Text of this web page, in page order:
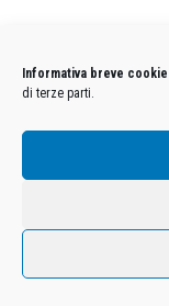
Informativa breve cookie
di terze parti.